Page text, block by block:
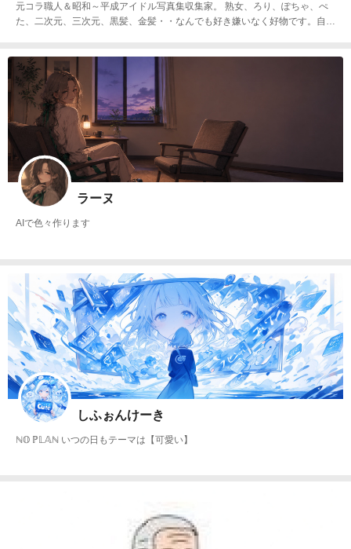
元コラ職人＆昭和～平成アイドル写真集収集家。 熟女、ろり、ぽちゃ、ぺ
た、二次元、三次元、黒髪、金髪・・なんでも好き嫌いなく好物です。自作
ラーヌ
AIで色々作ります
しふぉんけーき
ℕ𝕆 ℙ𝕃𝔸ℕ いつの日もテーマは【可愛い】